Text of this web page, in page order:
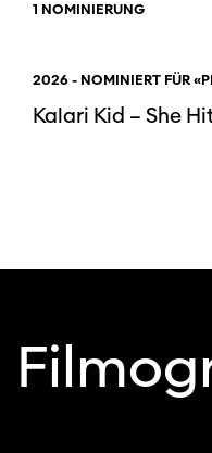
1 NOMINIERUNG
2026 - NOMINIERT FÜR
Kalari Kid – She